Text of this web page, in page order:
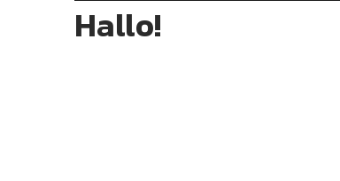
Hallo!